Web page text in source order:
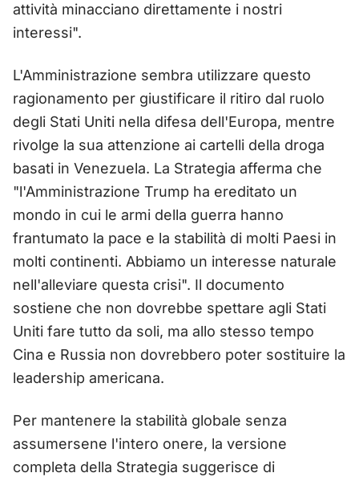
attività minacciano direttamente i nostri
interessi".
L'Amministrazione sembra utilizzare questo
ragionamento per giustificare il ritiro dal ruolo
degli Stati Uniti nella difesa dell'Europa, mentre
rivolge la sua attenzione ai cartelli della droga
basati in Venezuela. La Strategia afferma che
"l'Amministrazione Trump ha ereditato un
mondo in cui le armi della guerra hanno
frantumato la pace e la stabilità di molti Paesi in
molti continenti. Abbiamo un interesse naturale
nell'alleviare questa crisi". Il documento
sostiene che non dovrebbe spettare agli Stati
Uniti fare tutto da soli, ma allo stesso tempo
Cina e Russia non dovrebbero poter sostituire la
leadership americana.
Per mantenere la stabilità globale senza
assumersene l'intero onere, la versione
completa della Strategia suggerisce di